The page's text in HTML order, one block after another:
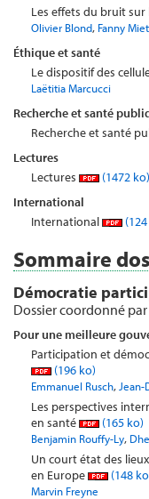
Les effets du bruit sur
Olivier Blond, Fanny
Éthique et santé
Le dispositif des
Laëtitia Marcucci
Recherche et santé
Recherche et santé
Lectures
Lectures
(1472 ko)
International
International
Sommaire
Démocratie
Dossier coordonné par
Pour une meilleure
Participation et
(196 ko)
Emmanuel Rusch,
Les perspectives
en santé
(165 ko)
Benjamin Rouffy-Ly,
Un court état des
en Europe
(148
Marvin Freyne